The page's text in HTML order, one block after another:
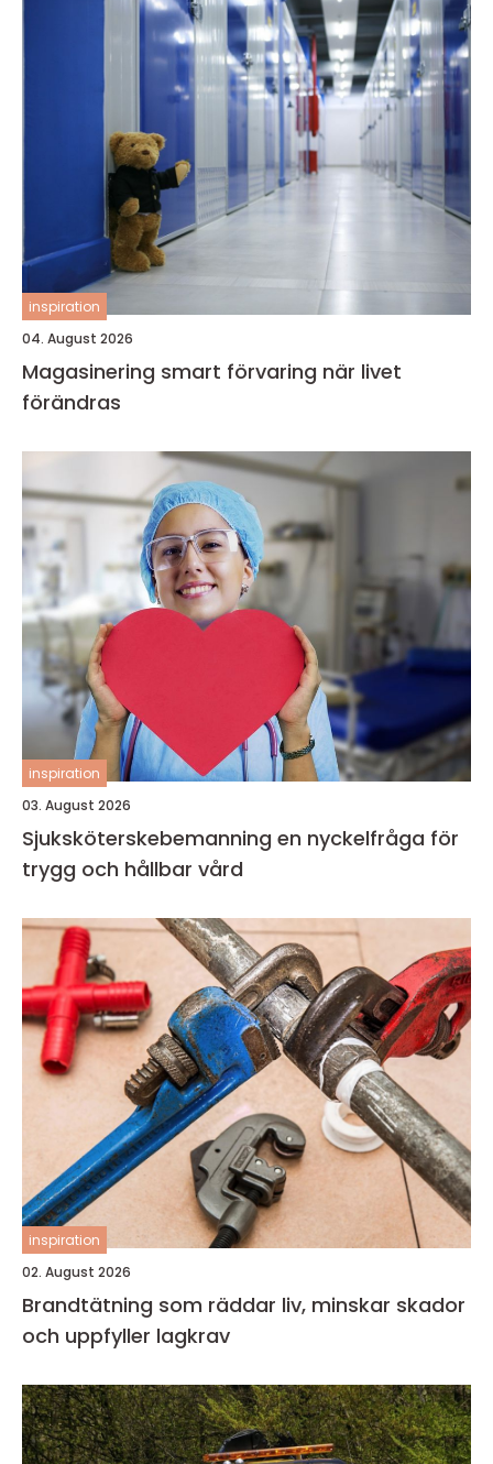
inspiration
04. August 2026
Magasinering smart förvaring när livet
förändras
inspiration
03. August 2026
Sjuksköterskebemanning en nyckelfråga för
trygg och hållbar vård
inspiration
02. August 2026
Brandtätning som räddar liv, minskar skador
och uppfyller lagkrav